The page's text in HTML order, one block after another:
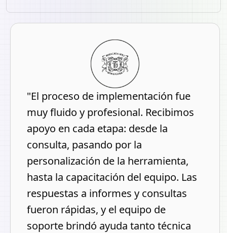
"El proceso de implementación fue
muy fluido y profesional. Recibimos
apoyo en cada etapa: desde la
consulta, pasando por la
personalización de la herramienta,
hasta la capacitación del equipo. Las
respuestas a informes y consultas
fueron rápidas, y el equipo de
soporte brindó ayuda tanto técnica